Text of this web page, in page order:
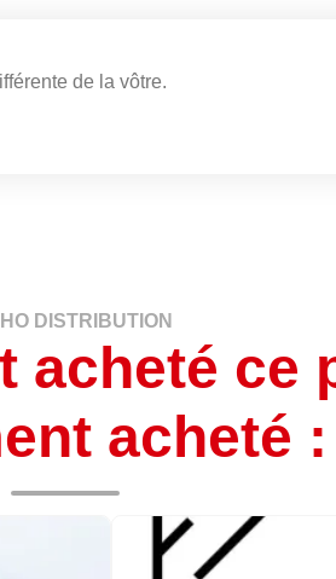
de la vôtre.
DISTRIBUTION
acheté ce
acheté :